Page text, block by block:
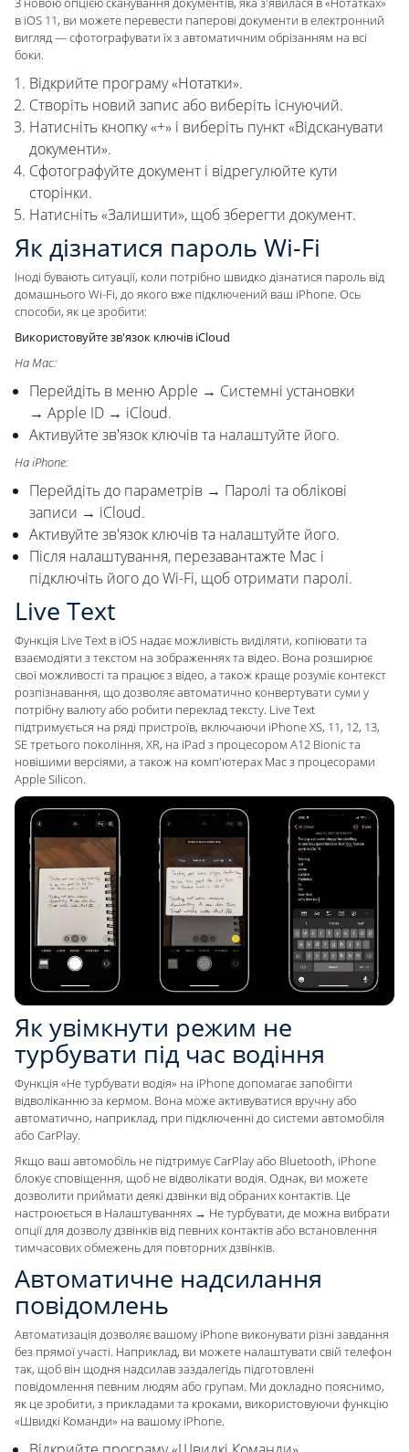
в iOS 11, ви можете перевести паперові документи в електронний
вигляд — сфотографувати їх з автоматичним обрізанням на всі
боки.
Відкрийте програму «Нотатки».
Створіть новий запис або виберіть існуючий.
Натисніть кнопку «+» і виберіть пункт «Відсканувати
документи».
Сфотографуйте документ і відрегулюйте кути
сторінки.
Натисніть «Залишити», щоб зберегти документ.
Як дізнатися пароль Wi-Fi
Іноді бувають ситуації, коли потрібно швидко дізнатися пароль від
домашнього Wi-Fi, до якого вже підключений ваш iPhone. Ось
способи, як це зробити:
Використовуйте зв'язок ключів iCloud
На Mac:
Перейдіть в меню Apple → Системні установки
→ Apple ID → iCloud.
Активуйте зв'язок ключів та налаштуйте його.
На iPhone:
Перейдіть до параметрів → Паролі та облікові
записи → iCloud.
Активуйте зв'язок ключів та налаштуйте його.
Після налаштування, перезавантажте Mac і
підключіть його до Wi-Fi, щоб отримати паролі.
Live Text
Функція Live Text в iOS надає можливість виділяти, копіювати та
взаємодіяти з текстом на зображеннях та відео. Вона розширює
свої можливості та працює з відео, а також краще розуміє контекст
розпізнавання, що дозволяє автоматично конвертувати суми у
потрібну валюту або робити переклад тексту. Live Text
підтримується на ряді пристроїв, включаючи iPhone XS, 11, 12, 13,
SE третього покоління, XR, на iPad з процесором A12 Bionic та
новішими версіями, а також на комп'ютерах Mac з процесорами
Apple Silicon.
Як увімкнути режим не
турбувати під час водіння
Функція «Не турбувати водія» на iPhone допомагає запобігти
відволіканню за кермом. Вона може активуватися вручну або
автоматично, наприклад, при підключенні до системи автомобіля
або CarPlay.
Якщо ваш автомобіль не підтримує CarPlay або Bluetooth, iPhone
блокує сповіщення, щоб не відволікати водія. Однак, ви можете
дозволити приймати деякі дзвінки від обраних контактів. Це
настроюється в Налаштуваннях → Не турбувати, де можна вибрати
опції для дозволу дзвінків від певних контактів або встановлення
тимчасових обмежень для повторних дзвінків.
Автоматичне надсилання
повідомлень
Автоматизація дозволяє вашому iPhone виконувати різні завдання
без прямої участі. Наприклад, ви можете налаштувати свій телефон
так, щоб він щодня надсилав заздалегідь підготовлені
повідомлення певним людям або групам. Ми докладно пояснимо,
як це зробити, з прикладами та кроками, використовуючи функцію
«Швидкі Команди» на вашому iPhone.